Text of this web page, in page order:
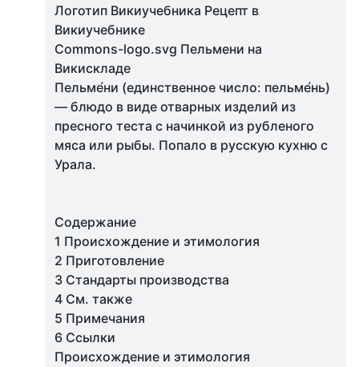
Логотип Викиучебника Рецепт в
Викиучебнике
Commons-logo.svg Пельмени на
Викискладе
Пельме́ни (единственное число: пельме́нь)
— блюдо в виде отварных изделий из
пресного теста с начинкой из рубленого
мяса или рыбы. Попало в русскую кухню с
Урала.
Содержание
1 Происхождение и этимология
2 Приготовление
3 Стандарты производства
4 См. также
5 Примечания
6 Ссылки
Происхождение и этимология